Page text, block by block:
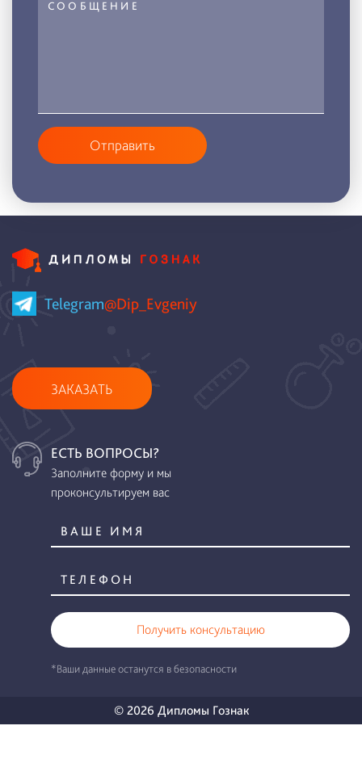
Отправить
Telegram@Dip_Evgeniy
ЗАКАЗАТЬ
ЕСТЬ ВОПРОСЫ?
Заполните форму и мы
проконсультируем вас
Получить консультацию
*Ваши данные останутся в безопасности
© 2026 Дипломы Гознак